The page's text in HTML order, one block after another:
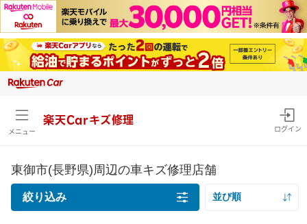
メニュー
楽天Carキズ修理
ログイン
東御市(長野県)周辺の車キズ修理店舗
絞り込み 並び順